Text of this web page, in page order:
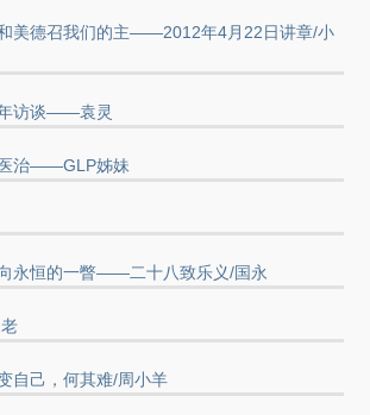
美德召我们的主——2012年4月22日讲章/小
访谈——袁灵
治——GLP姊妹
永恒的一瞥――二十八致乐义/国永
自己，何其难/周小羊